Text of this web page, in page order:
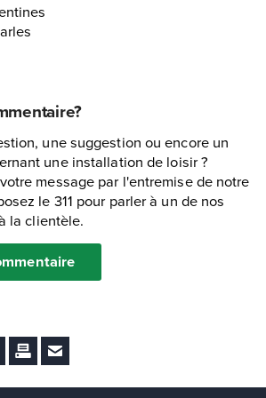
une suggestion ou encore un
une installation de loisir ?
message par l'entremise de notre
le 311 pour parler à un de nos
la clientèle.
aux favoris
ImprimerEnvoyer Ã un ami